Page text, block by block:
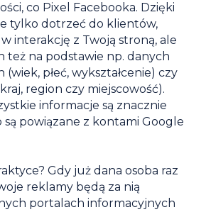
co Pixel Facebooka. Dzięki
tylko dotrzeć do klientów,
interakcję z Twoją stroną, ale
też na podstawie np. danych
płeć, wykształcenie) czy
region czy miejscowość).
informacje są znacznie
są powiązane z kontami Google
Gdy już dana osoba raz
reklamy będą za nią
portalach informacyjnych